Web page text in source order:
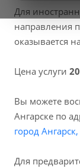
Для
направления
оказывается
Цена услуги
Вы можете
Ангарске по
город
Для